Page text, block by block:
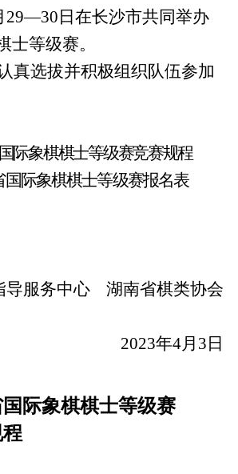
29—30日在长沙市共同举办
士等级赛。
真选拔并积极组织队伍参加
际象棋棋士等级赛竞赛规程
国际象棋棋士等级赛报名表
导服务中心 湖南省棋类协会
2023年4月3日
际象棋棋士等级赛